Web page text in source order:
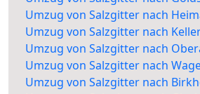
Umzug von Salzgitter nach
Umzug von Salzgitter nach
Umzug von Salzgitter nach
Umzug von Salzgitter nach
Umzug von Salzgitter nach